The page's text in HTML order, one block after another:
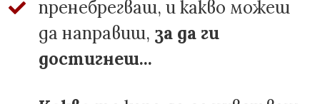
пренебрегваш, и какво можеш
да направиш, за да ги
достигнеш...